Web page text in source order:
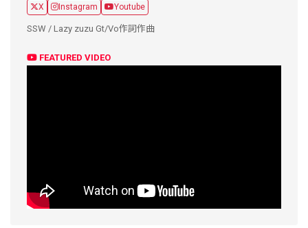
X Instagram Youtube
SSW / Lazy zuzu Gt/Vo作詞作曲
FEATURED VIDEO